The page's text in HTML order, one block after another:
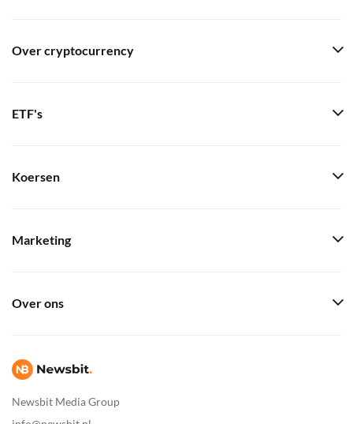
Newsbit Media Group
Over cryptocurrency
ETF's
Koersen
Marketing
Over ons